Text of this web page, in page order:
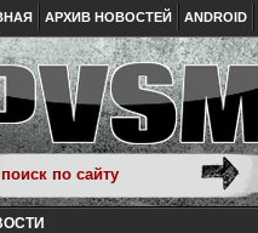
АРХИВ НОВОСТЕЙ ANDROID